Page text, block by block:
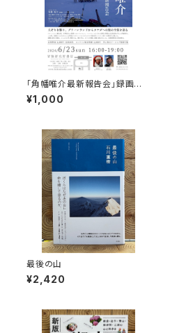
「角幡唯介最新報告会」録画視
聴権
¥1,000
最後の山
¥2,420